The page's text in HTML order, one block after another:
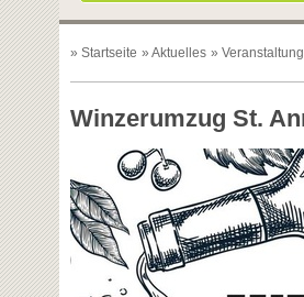
» Startseite » Aktuelles »
Winzerumzug St.